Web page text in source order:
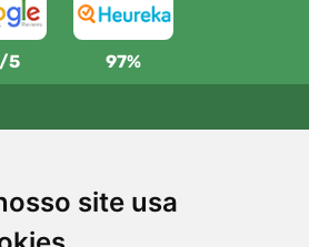
site usa
5 97%
e sem custos
encomendas superiores a 80 EUR
gratuitas